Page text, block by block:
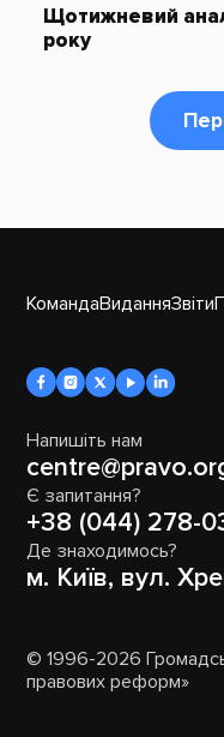
Щотижневий
року
КомандаВиданняЗвіти
Напишіть нам
Є запитання?
+38 (044) 278-
Де знаходимось?
м. Київ, вул.
© 1996-2026
правових реформ»